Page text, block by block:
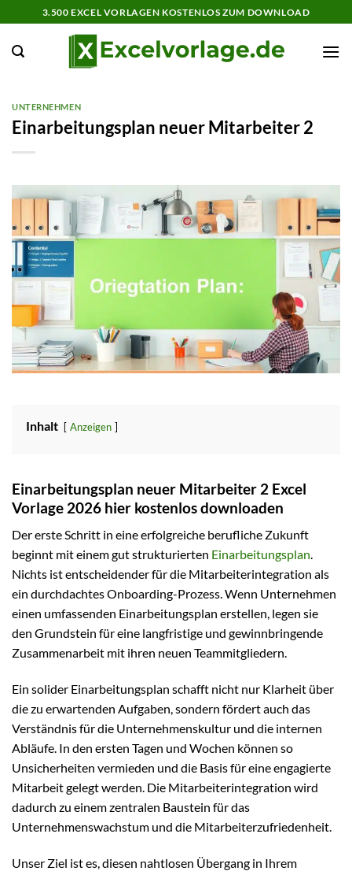
Inhalt
springen
3.500 EXCEL VORLAGEN KOSTENLOS ZUM DOWNLOAD
UNTERNEHMEN
Einarbeitungsplan neuer Mitarbeiter 2
Inhalt Anzeigen
Einarbeitungsplan neuer Mitarbeiter 2 Excel
Vorlage 2026 hier kostenlos downloaden
Der erste Schritt in eine erfolgreiche berufliche Zukunft
beginnt mit einem gut strukturierten Einarbeitungsplan.
Nichts ist entscheidender für die Mitarbeiterintegration als
ein durchdachtes Onboarding-Prozess. Wenn Unternehmen
einen umfassenden Einarbeitungsplan erstellen, legen sie
den Grundstein für eine langfristige und gewinnbringende
Zusammenarbeit mit ihren neuen Teammitgliedern.
Ein solider Einarbeitungsplan schafft nicht nur Klarheit über
die zu erwartenden Aufgaben, sondern fördert auch das
Verständnis für die Unternehmenskultur und die internen
Abläufe. In den ersten Tagen und Wochen können so
Unsicherheiten vermieden und die Basis für eine engagierte
Mitarbeit gelegt werden. Die Mitarbeiterintegration wird
dadurch zu einem zentralen Baustein für das
Unternehmenswachstum und die Mitarbeiterzufriedenheit.
Unser Ziel ist es, diesen nahtlosen Übergang in Ihrem